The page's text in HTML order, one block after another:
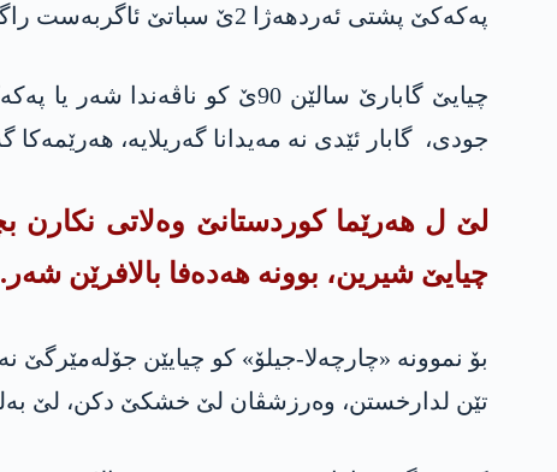
په‌كه‌كێ پشتی ئەردهەژا 2ێ سباتێ ئاگربەست راگهاند، ب راستی ژی په‌كه‌كە چ شەری ناکەت کو ئاگربەستێ راگه‌هینیت.
چیایێ گابارێ سالێن 90ێ کو
جودی، گابار ئێدی نە مه‌یدانا گەریلایە، هەرێمەکا
چیایێ شیرین، بوونه‌ هەدەفا بالافرێن شەر.
بۆ نموونه‌ «چارچەلا-جیلۆ» کو چیایێن
تێن لدارخستن، وەرزشڤان لێ خشکێ دکن، لێ